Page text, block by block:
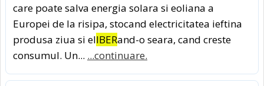
care poate salva energia solara si eoliana a
Europei de la risipa, stocand electricitatea ieftina
produsa ziua si elIBERand-o seara, cand creste
consumul. Un... ...continuare.